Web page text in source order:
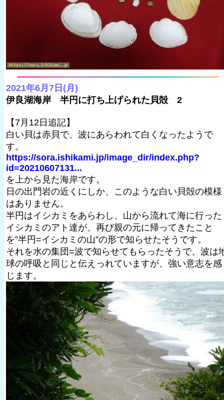
2021年6月7日(月)
伊良湖海岸 半円に打ち上げられた貝殻 2
【7月12日追記】
白い貝は赤貝で、波にあらわれて白くなったようで
す。
https://sora.ishikami.jp/image_dir/index.php?
id=20210607131...
を上から見た海岸です。
日の出門岩の近くにしか、このような白い貝殻の模様
はありません。
半円はイシカミをあらわし、山から流れて海に行った
イシカミのアト達が、再び親の元に帰ってきたこと
を”半円=イシカミの山”の形で知らせたそうです。
それを水の集団=波で知らせてもらったそうで、波は
球の呼吸と同じと伝えっれていますが、強い意志を感
じます。